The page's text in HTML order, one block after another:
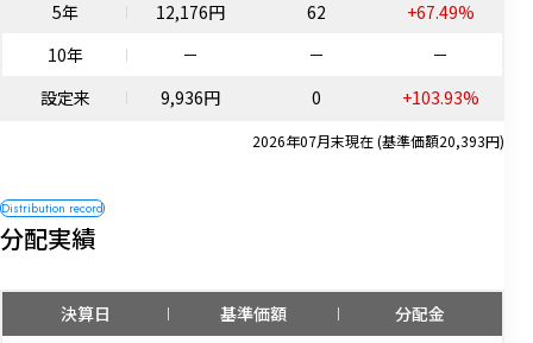
5年
12,176円 62
+67.49%
10年
－ －
－
設定来
9,936円 0 +103.93%
2026年07月末現在 (基準価額20,393円)
分配実績
決算日 基準価額
分配金